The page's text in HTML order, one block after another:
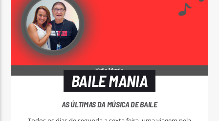
BAILE MANIA
AS ÚLTIMAS DA MÚSICA DE BAILE